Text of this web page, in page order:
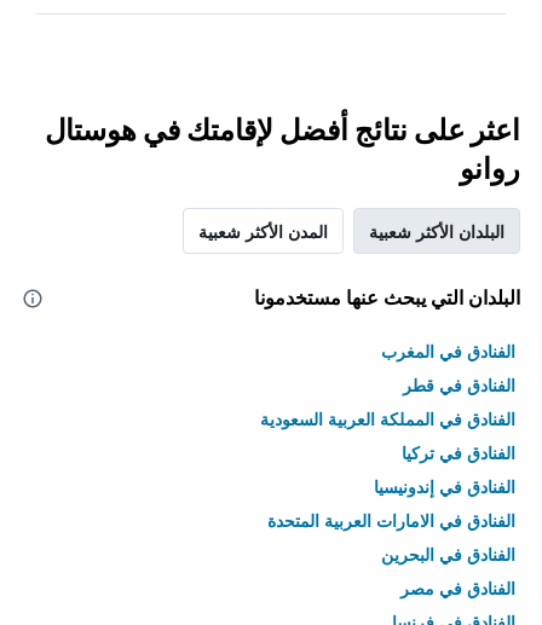
اعثر على نتائج أفضل لإقامتك في هوستال
روانو
البلدان الأكثر شعبية المدن الأكثر شعبية
البلدان التي يبحث عنها مستخدمونا
الفنادق في المغرب
الفنادق في قطر
الفنادق في المملكة العربية السعودية
الفنادق في تركيا
الفنادق في إندونيسيا
الفنادق في الامارات العربية المتحدة
الفنادق في البحرين
الفنادق في مصر